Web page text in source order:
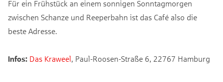
Für ein Frühstück an einem sonnigen Sonntagmorgen
zwischen Schanze und Reeperbahn ist das Café also die
beste Adresse.
Infos: Das Kraweel, Paul-Roosen-Straße 6, 22767 Hamburg